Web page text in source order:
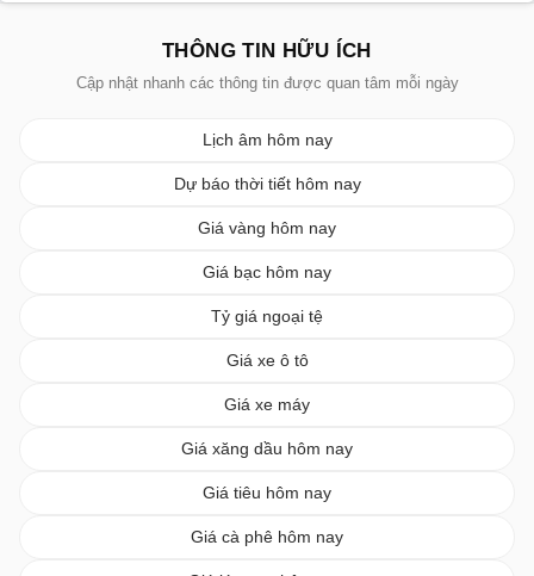
THÔNG TIN HỮU ÍCH
Cập nhật nhanh các thông tin được quan tâm mỗi ngày
Lịch âm hôm nay
Dự báo thời tiết hôm nay
Giá vàng hôm nay
Giá bạc hôm nay
Tỷ giá ngoại tệ
Giá xe ô tô
Giá xe máy
Giá xăng dầu hôm nay
Giá tiêu hôm nay
Giá cà phê hôm nay